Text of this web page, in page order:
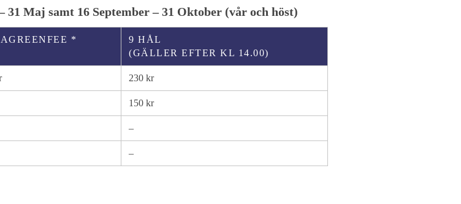
Maj samt 16 September – 31 Oktober (vår och höst)
*
9 HÅL
(GÄLLER EFTER KL 14.00)
230 kr
150 kr
–
–